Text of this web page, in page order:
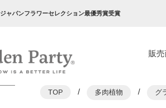
ジャパンフラワーセレクション最優秀賞受賞
販
TOP / 多肉植物 / グ